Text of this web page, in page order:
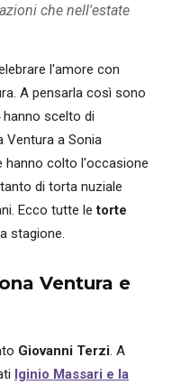
che nell'estate
l'amore con
A pensarla così sono
scelto di
Ventura a Sonia
hanno colto l'occasione
di torta nuziale
Ecco tutte letorte
stagione.
Ventura e
Giovanni Terzi. A
Iginio Massari e la